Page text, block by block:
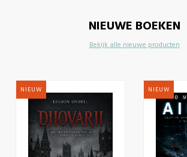
NIEUWE BOEKEN
Bekijk alle nieuwe producten
NIEUW NIEUW